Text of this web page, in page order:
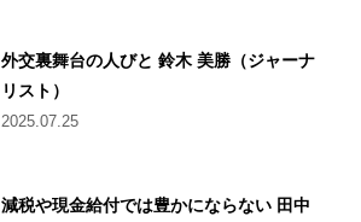
外交裏舞台の人びと 鈴木 美勝（ジャーナ
リスト）
2025.07.25
減税や現金給付では豊かにならない 田中